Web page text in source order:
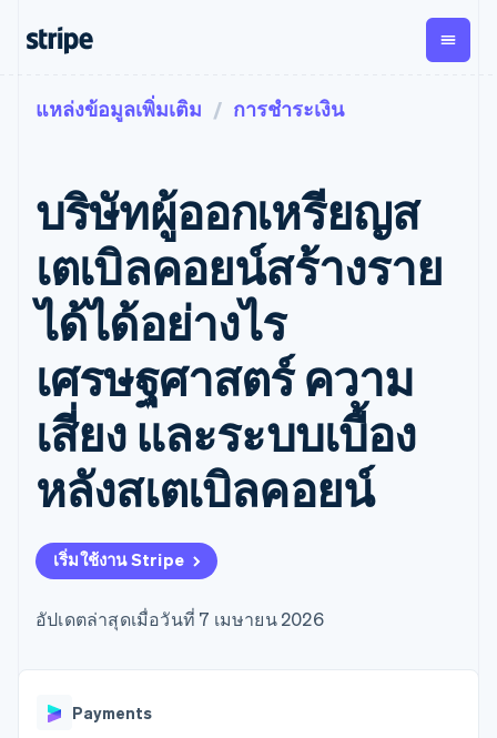
การชำระเงิน
การชำระเงิน
ออนไลน์
Payment links
การชำระเงิน
แบบไม่ต้อง
เขียนโค้ด
Checkout
UI การชำระ
Elements
องค์ประกอบ UI
ที่ยืดหยุ่น
วิธีการชำระ
เข้าถึงได้
มากกว่า 125
Boost
ยกระดับการ
ยอมรับการ
การชำระเงินที่
รายรับ
แบบแผนล่วง
หน้า
Metronome
การเรียกเก็บ
เงินตามการ
ใช้งาน
การชำระเงิน
ตามรอบบิล
การชำระเงิน
ตามรอบบิล
Invoicing
ครั้งเดียวหรือ
ตามแบบแผน
คิดภาษีการ
ขายและ VAT
Recognition
ระบบ
สำหรับการ
Stripe
การ
Global
Payouts
เบิกจ่าย
ตามขั้น
ตามกรณีใช้งาน
การค้าแบบใช้เอเจนต์
อีคอมเมิร์ซ
บริการทางการเงินที่ผสาน
รวมในตัว
การทำงานอัตโนมัติด้าน
ธุรกิจทั่วโลก
การชำระเงินในแอป
มาร์เก็ตเพลส
การจัดการเงิน
แพลตฟอร์ม
ตามอุตสาหกรรม
บริษัท AI
เอกสารประกอบ
ไลบรารีและ SDK
Stripe Apps
คู่มือ
รับการชำระเงินออนไลน์
ติดตั้งใช้งานการชำระเงิน
สำเร็จรูป
มาร์เก็ตเพลส
จัดการการชำระเงินตาม
รอบบิล
เสนอการเรียกเก็บเงินตาม
การใช้งาน
รองรับอยู่
จัดเตรียมและจัดการ
เรียนรู้
คู่มือ
การสนับสนุน
รับการสนับสนุน
แพ็กเกจการสนับสนุนที่ได้
รับการจัดการ
บริการเฉพาะทาง
บริษัท
การประชุมประจำปีแบบ
เซสชัน
ห้องข่าว
Stripe Press
แหล่งข้อมูลเพิ่มเติม การชำระเงิน
บริษัทผู้ออกเหรียญส
เตเบิลคอยน์สร้างราย
ได้ได้อย่างไร
เศรษฐศาสตร์ ความ
เสี่ยง และระบบเบื้อง
หลังสเตเบิลคอยน์
เริ่มใช้งาน Stripe
อัปเดตล่าสุดเมื่อวันที่ 7 เมษายน 2026
Payments